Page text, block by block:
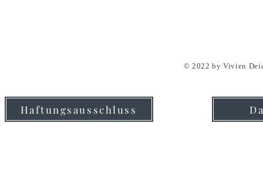
© 2022 by Vivien
Haftungsausschluss